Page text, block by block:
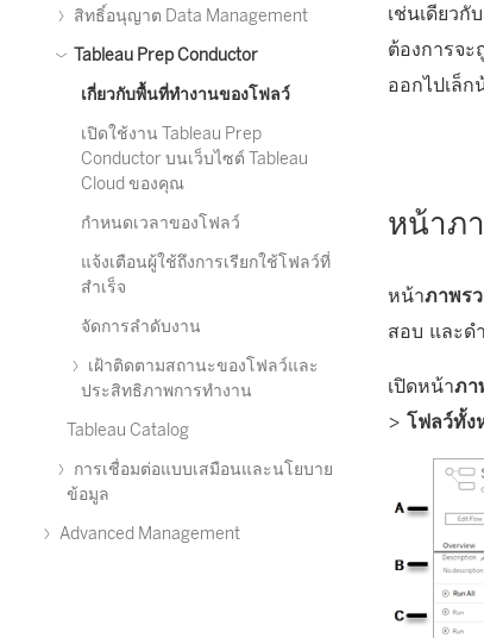
สิทธิ์อนุญาต Data Management
Tableau Prep Conductor
เกี่ยวกับพื้นที่ทำงานของโฟลว์
เปิดใช้งาน Tableau Prep
Conductor บนเว็บไซต์ Tableau
Cloud ของคุณ
กำหนดเวลาของโฟลว์
แจ้งเตือนผู้ใช้ถึงการเรียกใช้โฟลว์ที่
สำเร็จ
จัดการลำดับงาน
เฝ้าติดตามสถานะของโฟลว์และ
ประสิทธิภาพการทำงาน
Tableau Catalog
การเชื่อมต่อแบบเสมือนและนโยบาย
ข้อมูล
Advanced Management
เช่นเดียว
ต้องการจ
ออกไปเล็ก
หน้าภ
หน้าภาพร
สอบ และด
เปิดหน้าภา
>โฟลว์ทั้ง